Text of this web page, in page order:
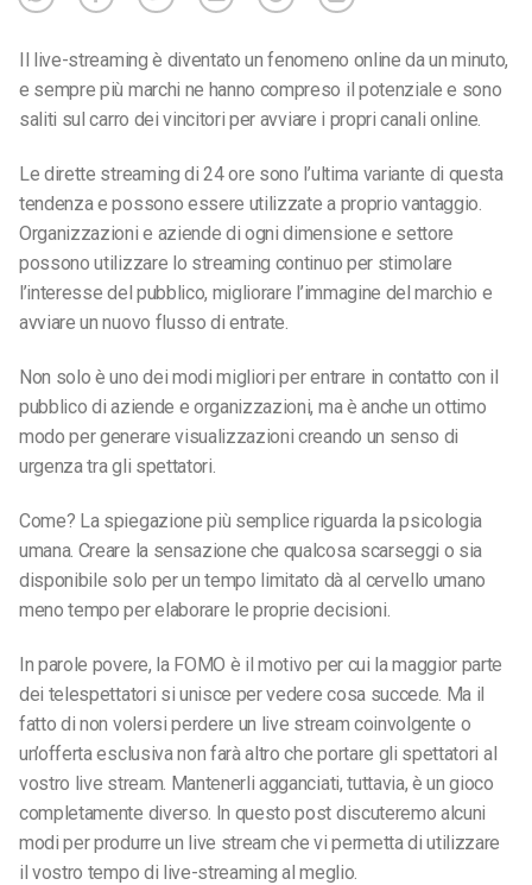
Il live-streaming è diventato un fenomeno online da un minuto,
e sempre più marchi ne hanno compreso il potenziale e sono
saliti sul carro dei vincitori per avviare i propri canali online.
Le dirette streaming di 24 ore sono l’ultima variante di questa
tendenza e possono essere utilizzate a proprio vantaggio.
Organizzazioni e aziende di ogni dimensione e settore
possono utilizzare lo streaming continuo per stimolare
l’interesse del pubblico, migliorare l’immagine del marchio e
avviare un nuovo flusso di entrate.
Non solo è uno dei modi migliori per entrare in contatto con il
pubblico di aziende e organizzazioni, ma è anche un ottimo
modo per generare visualizzazioni creando un senso di
urgenza tra gli spettatori.
Come? La spiegazione più semplice riguarda la psicologia
umana. Creare la sensazione che qualcosa scarseggi o sia
disponibile solo per un tempo limitato dà al cervello umano
meno tempo per elaborare le proprie decisioni.
In parole povere, la FOMO è il motivo per cui la maggior parte
dei telespettatori si unisce per vedere cosa succede. Ma il
fatto di non volersi perdere un live stream coinvolgente o
un’offerta esclusiva non farà altro che portare gli spettatori al
vostro live stream. Mantenerli agganciati, tuttavia, è un gioco
completamente diverso. In questo post discuteremo alcuni
modi per produrre un live stream che vi permetta di utilizzare
il vostro tempo di live-streaming al meglio.